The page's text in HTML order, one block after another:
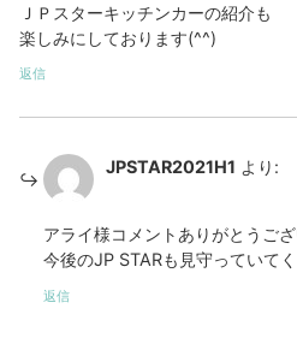
ＪＰスターキッチンカーの紹介も
楽しみにしております(^^)
返信
JPSTAR2021H1 より:
アライ様コメントありがとうござ
今後のJP STARも見守っていて
返信